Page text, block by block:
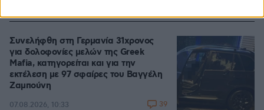
Συνελήφθη στη Γερμανία 31χρονος
για δολοφονίες μελών της Greek
Mafia, κατηγορείται και για την
εκτέλεση με 97 σφαίρες του Βαγγέλη
Ζαμπούνη
07.08.2026, 10:33 39